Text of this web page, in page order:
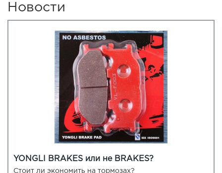
Новости
YONGLI BRAKES или не BRAKES?
Стоит ли экономить на тормозах?